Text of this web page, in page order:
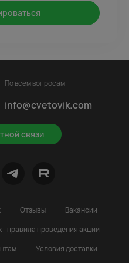
связи
По всем вопросам
info@cvetovik.com
Отзывы
Вакансии
- правила проведения акции
Условия доставки